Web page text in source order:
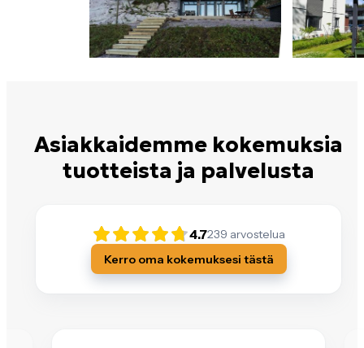
Asiakkaidemme kokemuksia
tuotteista ja palvelusta
4.7239 arvostelua
Kerro oma kokemuksesi tästä